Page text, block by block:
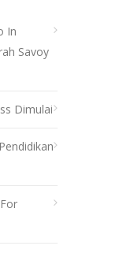
In
Savoy
Dimulai